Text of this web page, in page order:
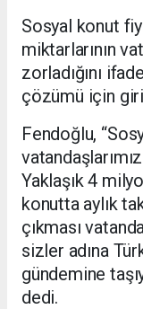
Sosyal konut
miktarlarının
zorladığını
çözümü için
Fendoğlu,
Yaklaşık 4
konutta aylık
çıkması
sizler adına
gündemine
dedi.